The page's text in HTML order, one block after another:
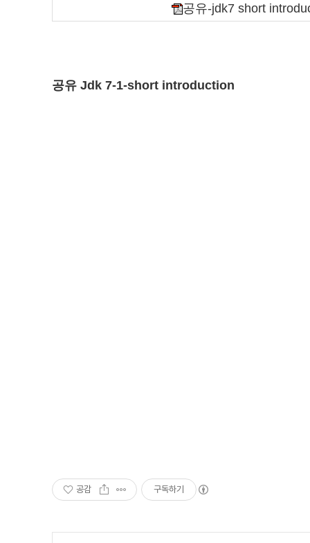
공유-jdk7 short
공유 Jdk 7-1-short introduction
공감 구독하기